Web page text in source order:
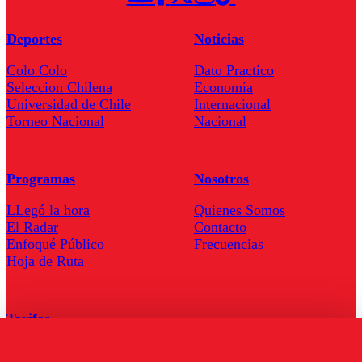
Deportes
Colo Colo
Seleccion Chilena
Universidad de Chile
Torneo Nacional
Noticias
Dato Practico
Economía
Internacional
Nacional
Programas
LLegó la hora
El Radar
Enfoqué Público
Hoja de Ruta
Nosotros
Quienes Somos
Contacto
Frecuencias
Tarifas